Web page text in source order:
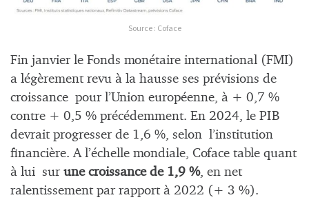
Source : Coface
Fin janvier le Fonds monétaire international (FMI)
a légèrement revu à la hausse ses prévisions de
croissance pour l’Union européenne, à + 0,7 %
contre + 0,5 % précédemment. En 2024, le PIB
devrait progresser de 1,6 %, selon l’institution
financière. A l’échelle mondiale, Coface table quant
à lui sur une croissance de 1,9 %, en net
ralentissement par rapport à 2022 (+ 3 %).